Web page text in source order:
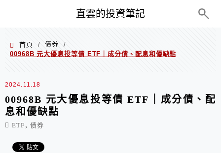
直雲的投資筆記
首頁 / 債券
/
00968B 元大優息投等債 ETF｜成分債、配息和優缺點
2024.11.18
00968B 元大優息投等債 ETF｜成分債、配
息和優缺點
ETF , 債券